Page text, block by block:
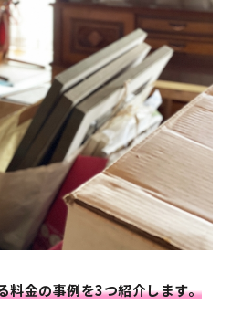
料金の事例を3つ紹介します。